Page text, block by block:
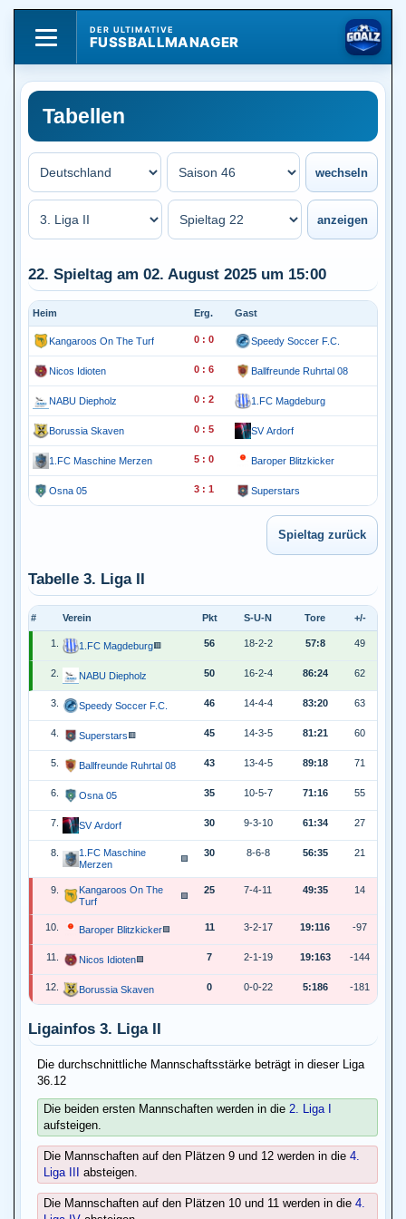
DER ULTIMATIVE
FUSSBALLMANAGER
Tabellen
22. Spieltag am 02. August 2025 um 15:00
Heim Erg. Gast
Kangaroos On The Turf 0 : 0 Speedy Soccer F.C.
Nicos Idioten 0 : 6 Ballfreunde Ruhrtal 08
NABU Diepholz 0 : 2 1.FC Magdeburg
Borussia Skaven 0 : 5 SV Ardorf
1.FC Maschine Merzen 5 : 0 Baroper Blitzkicker
Osna 05 3 : 1 Superstars
Tabelle 3. Liga II
# Verein Pkt S-U-N Tore +/-
1. 1.FC Magdeburg 🟥 56 18-2-2 57:8 49
2. NABU Diepholz 50 16-2-4 86:24 62
3. Speedy Soccer F.C. 46 14-4-4 83:20 63
4. Superstars 🟥 45 14-3-5 81:21 60
5. Ballfreunde Ruhrtal 08 43 13-4-5 89:18 71
6. Osna 05 35 10-5-7 71:16 55
7. SV Ardorf 30 9-3-10 61:34 27
8.
1.FC Maschine
Merzen
🟩
30 8-6-8 56:35 21
9.
Kangaroos On The
Turf
🟩
25 7-4-11 49:35 14
10. Baroper Blitzkicker 🟩 11 3-2-17 19:116 -97
11. Nicos Idioten 🟩 7 2-1-19 19:163 -144
12. Borussia Skaven 0 0-0-22 5:186 -181
Ligainfos 3. Liga II
Die durchschnittliche Mannschaftsstärke beträgt in dieser Liga
36.12
Die beiden ersten Mannschaften werden in die 2. Liga I
aufsteigen.
Die Mannschaften auf den Plätzen 9 und 12 werden in die 4.
Liga III
absteigen.
Die Mannschaften auf den Plätzen 10 und 11 werden in die 4.